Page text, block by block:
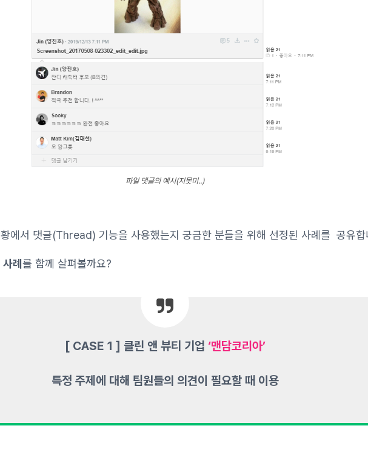
파일 댓글의 예시(지못미..)
에서 댓글(Thread) 기능을 사용했는지 궁금한 분들을 위해 선정된 사례를 공유합
례 를 함께 살펴볼까요?
[ CASE 1 ] 클린 앤 뷰티 기업 ‘맨담코리아’
특정 주제에 대해 팀원들의 의견이 필요할 때 이용